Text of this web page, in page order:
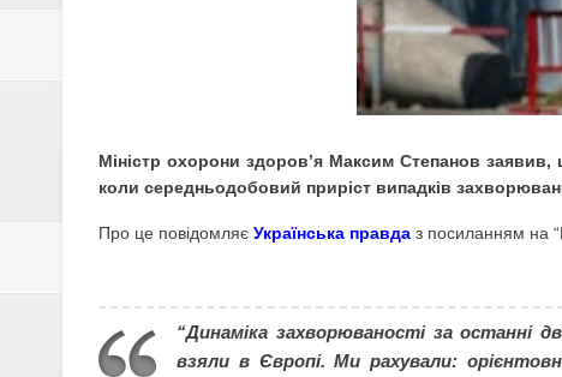
У 2021 РОЦІ НА ПОЛТАВЩИНІ
ВЖЕ З СІЧНЯ ЗАРПЛАТИ
ОБМОРОЖЕННЯ ТА
ПОЛІЦІЮ ГРЕБІНКІВСЬКОГО
Міністр охорони здоров’я Максим Степанов
коли середньодобовий приріст випадків
Про це повідомляє Українська правда з посиланням на
“Динаміка захворюваності за останні
взяли в Європі. Ми рахували: